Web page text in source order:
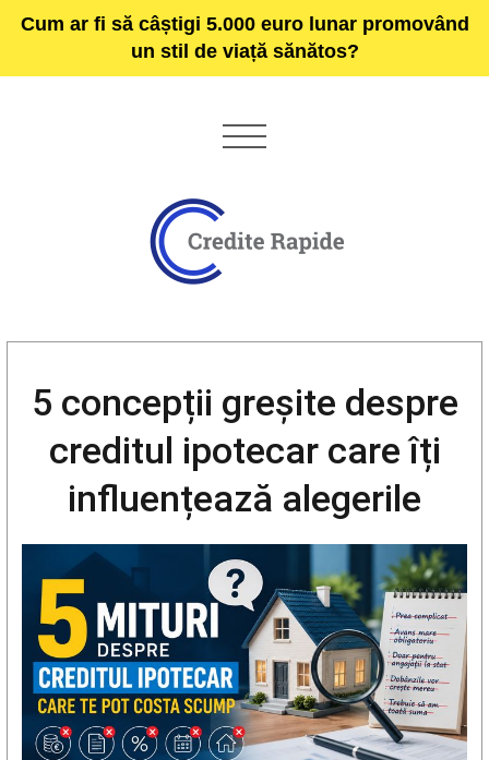
Cum ar fi să câștigi 5.000 euro lunar promovând
un stil de viață sănătos?
5 concepții greșite despre
creditul ipotecar care îți
influențează alegerile